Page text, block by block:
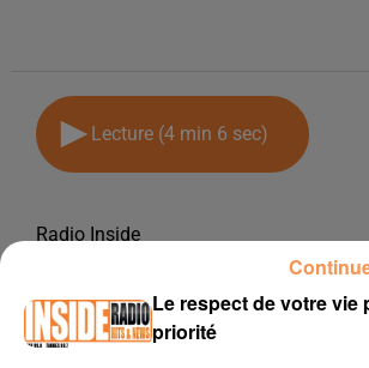
Lecture (4 min 6 sec)
Radio Inside
INTERVIEW D'JAL 'A COEUR OUVERT' AU SET À
OCTOBRE 2019 !
Le respect de votre vie
priorité